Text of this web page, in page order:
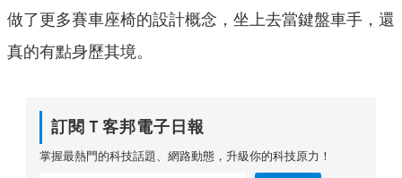
做了更多賽車座椅的設計概念，坐上去當鍵盤車手，還
真的有點身歷其境。
訂閱Ｔ客邦電子日報
掌握最熱門的科技話題、網路動態，升級你的科技原力！